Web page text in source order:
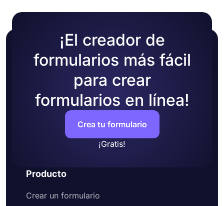
¡El creador de
formularios más fácil
para crear
formularios en línea!
Crea tu formulario
¡Gratis!
Producto
Crear un formulario